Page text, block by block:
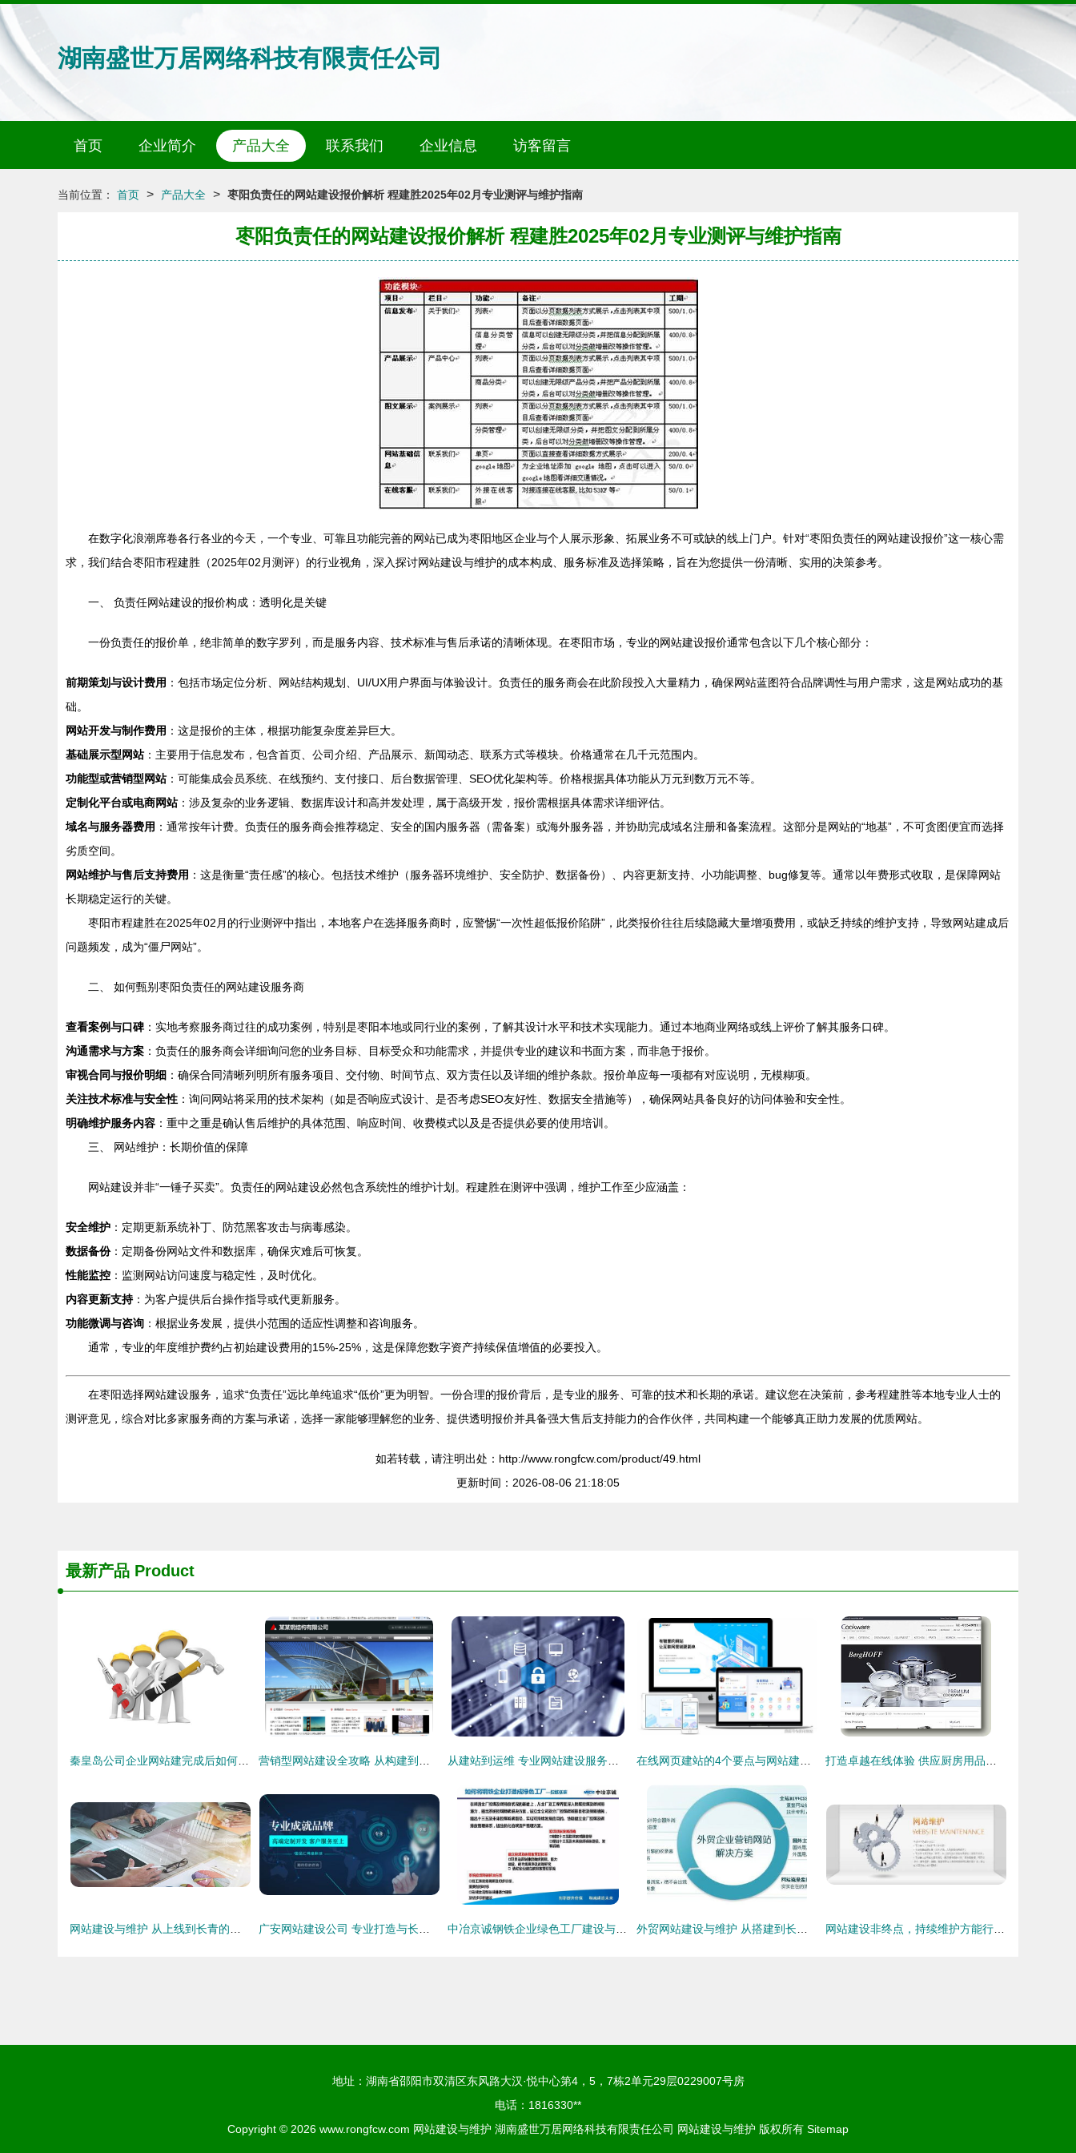
湖南盛世万居网络科技有限责任公司
首页 企业简介 产品大全 联系我们 企业信息 访客留言
当前位置： 首页 > 产品大全 > 枣阳负责任的网站建设报价解析 程建胜2025年02月专业测评与维护指南
枣阳负责任的网站建设报价解析 程建胜2025年02月专业测评与维护指南
在数字化浪潮席卷各行各业的今天，一个专业、可靠且功能完善的网站已成为枣阳地区企业与个人展示形象、拓展业务不可或缺的线上门户。针对“枣阳负责任的网站建设报价”这一核心需
求，我们结合枣阳市程建胜（2025年02月测评）的行业视角，深入探讨网站建设与维护的成本构成、服务标准及选择策略，旨在为您提供一份清晰、实用的决策参考。
一、 负责任网站建设的报价构成：透明化是关键
一份负责任的报价单，绝非简单的数字罗列，而是服务内容、技术标准与售后承诺的清晰体现。在枣阳市场，专业的网站建设报价通常包含以下几个核心部分：
前期策划与设计费用 ：包括市场定位分析、网站结构规划、UI/UX用户界面与体验设计。负责任的服务商会在此阶段投入大量精力，确保网站蓝图符合品牌调性与用户需求，这是网站成功的基
础。
网站开发与制作费用 ：这是报价的主体，根据功能复杂度差异巨大。
基础展示型网站：主要用于信息发布，包含首页、公司介绍、产品展示、新闻动态、联系方式等模块。价格通常在几千元范围内。
功能型或营销型网站：可能集成会员系统、在线预约、支付接口、后台数据管理、SEO优化架构等。价格根据具体功能从万元到数万元不等。
定制化平台或电商网站：涉及复杂的业务逻辑、数据库设计和高并发处理，属于高级开发，报价需根据具体需求详细评估。
域名与服务器费用 ：通常按年计费。负责任的服务商会推荐稳定、安全的国内服务器（需备案）或海外服务器，并协助完成域名注册和备案流程。这部分是网站的“地基”，不可贪图便宜而选择
劣质空间。
网站维护与售后支持费用 ：这是衡量“责任感”的核心。包括技术维护（服务器环境维护、安全防护、数据备份）、内容更新支持、小功能调整、bug修复等。通常以年费形式收取，是保障网站
长期稳定运行的关键。
枣阳市程建胜在2025年02月的行业测评中指出，本地客户在选择服务商时，应警惕“一次性超低报价陷阱”，此类报价往往后续隐藏大量增项费用，或缺乏持续的维护支持，导致网站建成后
问题频发，成为“僵尸网站”。
二、 如何甄别枣阳负责任的网站建设服务商
查看案例与口碑 ：实地考察服务商过往的成功案例，特别是枣阳本地或同行业的案例，了解其设计水平和技术实现能力。通过本地商业网络或线上评价了解其服务口碑。
沟通需求与方案 ：负责任的服务商会详细询问您的业务目标、目标受众和功能需求，并提供专业的建议和书面方案，而非急于报价。
审视合同与报价明细 ：确保合同清晰列明所有服务项目、交付物、时间节点、双方责任以及详细的维护条款。报价单应每一项都有对应说明，无模糊项。
关注技术标准与安全性 ：询问网站将采用的技术架构（如是否响应式设计、是否考虑SEO友好性、数据安全措施等），确保网站具备良好的访问体验和安全性。
明确维护服务内容 ：重中之重是确认售后维护的具体范围、响应时间、收费模式以及是否提供必要的使用培训。
三、 网站维护：长期价值的保障
网站建设并非“一锤子买卖”。负责任的网站建设必然包含系统性的维护计划。程建胜在测评中强调，维护工作至少应涵盖：
安全维护 ：定期更新系统补丁、防范黑客攻击与病毒感染。
数据备份：定期备份网站文件和数据库，确保灾难后可恢复。
性能监控 ：监测网站访问速度与稳定性，及时优化。
内容更新支持：为客户提供后台操作指导或代更新服务。
功能微调与咨询 ：根据业务发展，提供小范围的适应性调整和咨询服务。
通常，专业的年度维护费约占初始建设费用的15%-25%，这是保障您数字资产持续保值增值的必要投入。
在枣阳选择网站建设服务，追求“负责任”远比单纯追求“低价”更为明智。一份合理的报价背后，是专业的服务、可靠的技术和长期的承诺。建议您在决策前，参考程建胜等本地专业人士的
测评意见，综合对比多家服务商的方案与承诺，选择一家能够理解您的业务、提供透明报价并具备强大售后支持能力的合作伙伴，共同构建一个能够真正助力发展的优质网站。
如若转载，请注明出处：http://www.rongfcw.com/product/49.html
更新时间：2026-08-06 21:18:05
最新产品 Product
地址：湖南省邵阳市双清区东风路大汉·悦中心第4，5，7栋2单元29层0229007号房
电话：1816330**
Copyright © 2026 www.rongfcw.com 网站建设与维护 湖南盛世万居网络科技有限责任公司 网站建设与维护 版权所有 Sitemap